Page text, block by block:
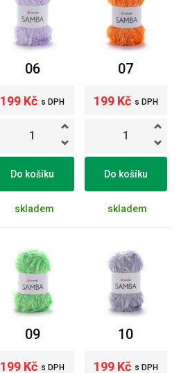
06
199 Kč s DPH
Do košíku
skladem
07
199 Kč s DPH
Do košíku
skladem
09
199 Kč s DPH
10
199 Kč s DPH